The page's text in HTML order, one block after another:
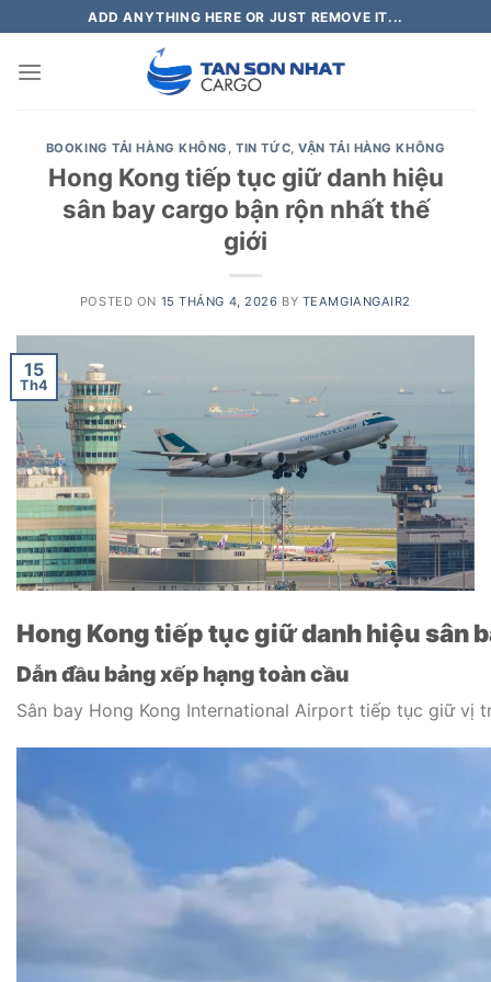
to
content
ADD ANYTHING HERE OR JUST REMOVE IT...
BOOKING TẢI HÀNG KHÔNG ,TIN TỨC,VẬN TẢI HÀNG KHÔNG
Hong Kong tiếp tục giữ danh hiệu
sân bay cargo bận rộn nhất thế
giới
POSTED ON 15 THÁNG 4, 2026 BY TEAMGIANGAIR2
15
Th4
Hong Kong tiếp tục giữ danh hiệu sân
Dẫn đầu bảng xếp hạng toàn cầu
Sân bay Hong Kong International Airport tiếp tục giữ vị